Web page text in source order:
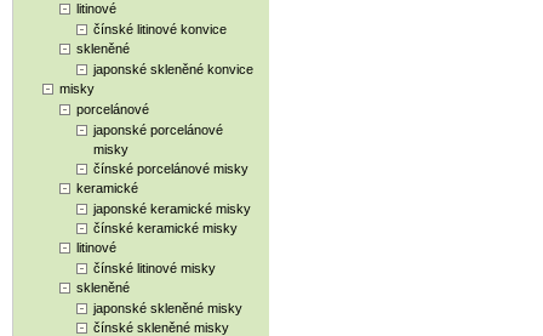
litinové
čínské litinové konvice
skleněné
japonské skleněné konvice
misky
porcelánové
japonské porcelánové
misky
čínské porcelánové misky
keramické
japonské keramické misky
čínské keramické misky
litinové
čínské litinové misky
skleněné
japonské skleněné misky
čínské skleněné misky